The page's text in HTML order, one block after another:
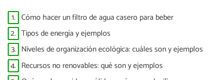
1. Cómo hacer un filtro de agua casero para beber
2. Tipos de energía y ejemplos
3. Niveles de organización ecológica: cuáles son y ejemplos
4. Recursos no renovables: qué son y ejemplos